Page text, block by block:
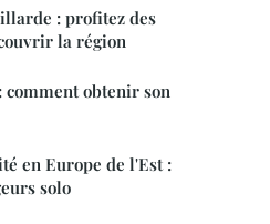
: profitez des
la région
obtenir son
en Europe de l'Est :
solo